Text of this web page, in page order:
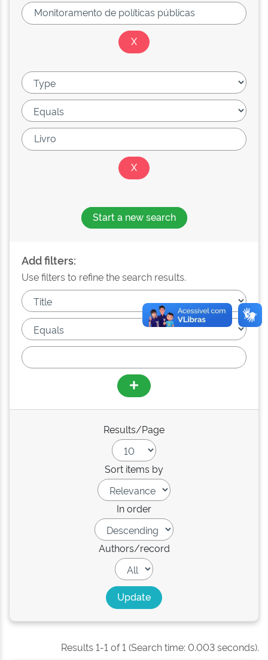
Start a new search
Add filters:
Use filters to refine the search results.
Results/Page
Sort items by
In order
Authors/record
Results 1-1 of 1 (Search time: 0.003 seconds).